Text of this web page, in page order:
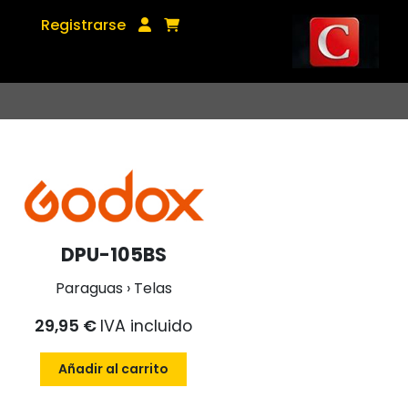
Registrarse
DPU-105BS
Paraguas › Telas
29,95 € IVA incluido
Añadir al carrito